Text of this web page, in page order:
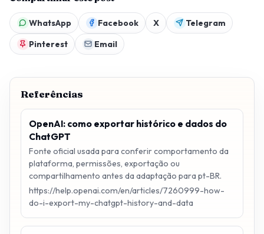
WhatsApp Facebook X
Telegram
Pinterest
Email
Referências
OpenAI: como exportar histórico e dados do
ChatGPT
Fonte oficial usada para conferir comportamento da
plataforma, permissões, exportação ou
compartilhamento antes da adaptação para pt-BR.
https://help.openai.com/en/articles/7260999-how-
do-i-export-my-chatgpt-history-and-data